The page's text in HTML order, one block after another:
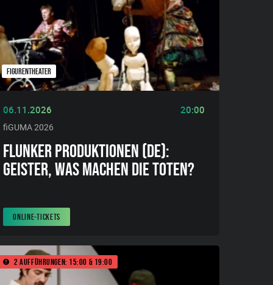
FIGURENTHEATER
06.11.2026 20:00
fiGUMA 2026
FLUNKER PRODUKTIONEN (DE):
GEISTER, WAS MACHEN DIE TOTEN?
ONLINE-TICKETS
2 Aufführungen: 15:00 & 19:00